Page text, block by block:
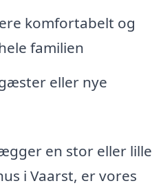
komfortabelt og
familien
eller nye
en stor eller lille
i Vaarst, er vores